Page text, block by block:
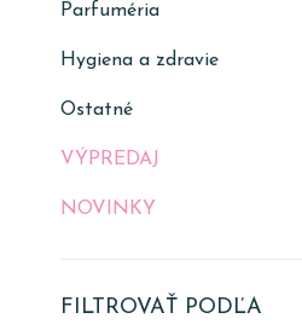
Parfuméria
Hygiena a zdravie
Ostatné
VÝPREDAJ
NOVINKY
FILTROVAŤ PODĽA